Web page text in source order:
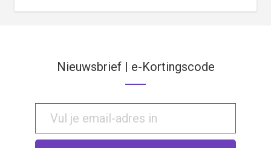
Nieuwsbrief | e-Kortingscode